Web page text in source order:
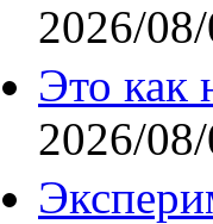
2026/
Это как
2026/